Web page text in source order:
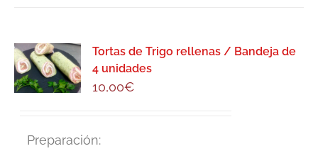
Las
Tortas de Trigo rellenas / Bandeja de
4 unidades
10,00€
Preparación: